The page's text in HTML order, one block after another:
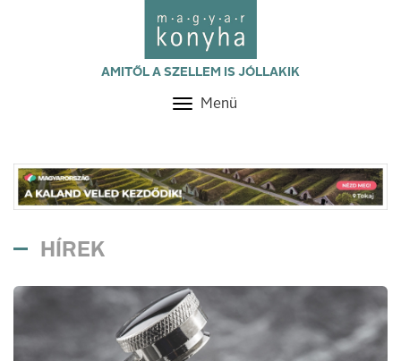
AMITŐL A SZELLEM IS JÓLLAKIK
Toggle
Menü
HÍREK